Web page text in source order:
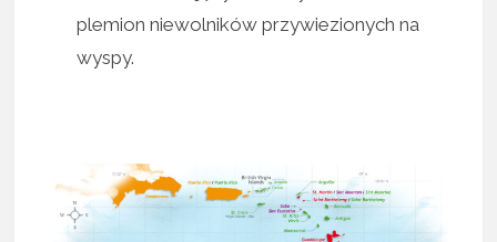
plemion niewolników przywiezionych na
wyspy.